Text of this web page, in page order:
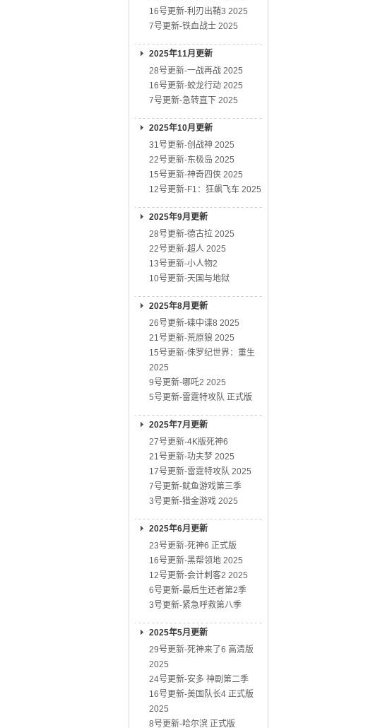
16号更新-利刃出鞘3 2025
7号更新-铁血战士 2025
2025年11月更新
28号更新-一战再战 2025
16号更新-蛟龙行动 2025
7号更新-急转直下 2025
2025年10月更新
31号更新-创战神 2025
22号更新-东极岛 2025
15号更新-神奇四侠 2025
12号更新-F1：狂飙飞车 2025
2025年9月更新
28号更新-德古拉 2025
22号更新-超人 2025
13号更新-小人物2
10号更新-天国与地狱
2025年8月更新
26号更新-碟中谍8 2025
21号更新-荒原狼 2025
15号更新-侏罗纪世界：重生
2025
9号更新-哪吒2 2025
5号更新-雷霆特攻队 正式版
2025年7月更新
27号更新-4K版死神6
21号更新-功夫梦 2025
17号更新-雷霆特攻队 2025
7号更新-鱿鱼游戏第三季
3号更新-猎金游戏 2025
2025年6月更新
23号更新-死神6 正式版
16号更新-黑帮领地 2025
12号更新-会计刺客2 2025
6号更新-最后生还者第2季
3号更新-紧急呼救第八季
2025年5月更新
29号更新-死神来了6 高清版
2025
24号更新-安多 神剧第二季
16号更新-美国队长4 正式版
2025
8号更新-哈尔滨 正式版